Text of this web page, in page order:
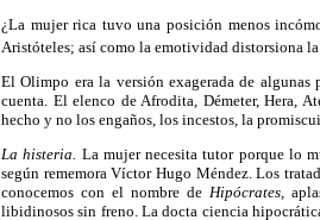
¿La mujer rica tuvo una posición menos
Aristóteles; así como la emotividad distorsiona
El Olimpo era la versión exagerada de algunas
cuenta. El elenco de Afrodita, Démeter, Hera,
hecho y no los engaños, los incestos, la
La histeria. La mujer necesita tutor porque lo
según rememora Víctor Hugo Méndez. Los
conocemos con el nombre de Hipócrates,
libidinosos sin freno. La docta ciencia